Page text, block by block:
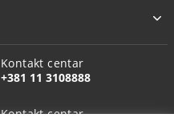
Kontakt centar
+381 11 3108888
Kontakt centar